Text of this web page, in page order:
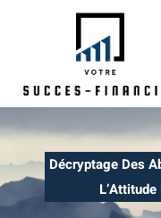
Décryptage Des